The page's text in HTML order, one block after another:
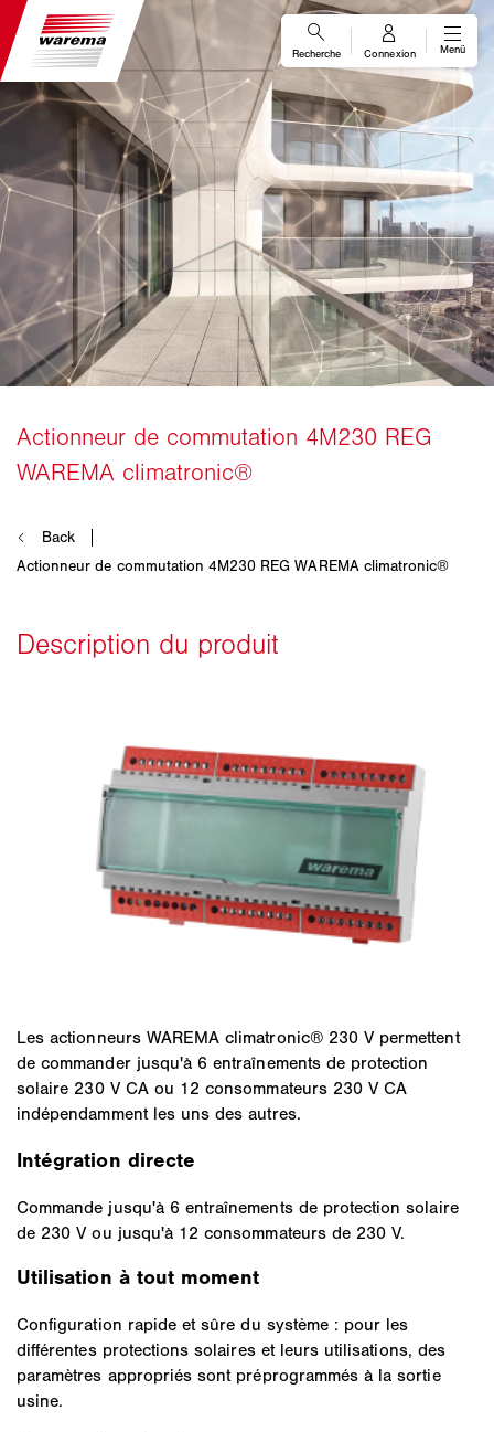
Les actionneurs WAREMA climatronic® 230 V permettent
de commander jusqu'à 6 entraînements de protection
solaire 230 V CA ou 12 consommateurs 230 V CA
indépendamment les uns des autres.
Intégration directe
Commande jusqu'à 6 entraînements de protection solaire
de 230 V ou jusqu'à 12 consommateurs de 230 V.
Utilisation à tout moment
Configuration rapide et sûre du système : pour les
différentes protections solaires et leurs utilisations, des
paramètres appropriés sont préprogrammés à la sortie
usine.